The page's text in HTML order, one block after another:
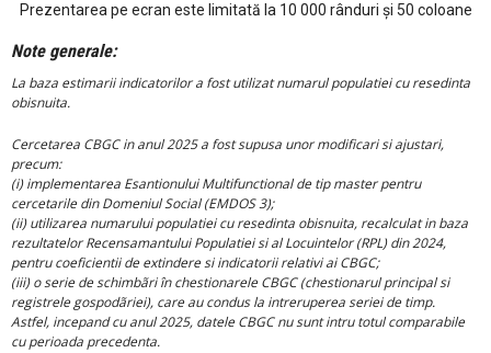
Prezentarea pe ecran este limitată la 10 000 rânduri și 50 coloane
Note generale:
La baza estimarii indicatorilor a fost utilizat numarul populatiei cu resedinta
obisnuita.
Cercetarea CBGC in anul 2025 a fost supusa unor modificari si ajustari,
precum:
(i) implementarea Esantionului Multifunctional de tip master pentru
cercetarile din Domeniul Social (EMDOS 3);
(ii) utilizarea numarului populatiei cu resedinta obisnuita, recalculat in baza
rezultatelor Recensamantului Populatiei si al Locuintelor (RPL) din 2024,
pentru coeficientii de extindere si indicatorii relativi ai CBGC;
(iii) o serie de schimbãri în chestionarele CBGC (chestionarul principal si
registrele gospodãriei), care au condus la intreruperea seriei de timp.
Astfel, incepand cu anul 2025, datele CBGC nu sunt intru totul comparabile
cu perioada precedenta.